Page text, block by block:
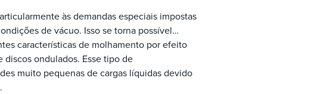
às demandas especiais impostas
de vácuo. Isso se torna possível
características de molhamento por efeito
discos ondulados. Esse tipo de
muito pequenas de cargas líquidas devido